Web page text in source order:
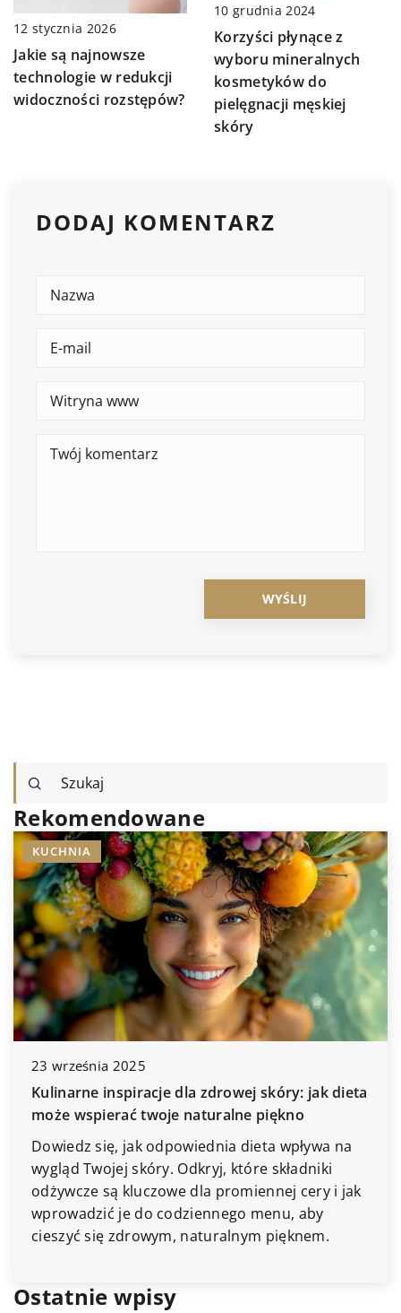
12 stycznia 2026
Jakie są najnowsze
technologie w redukcji
widoczności rozstępów?
10 grudnia 2024
Korzyści płynące z
wyboru mineralnych
kosmetyków do
pielęgnacji męskiej
skóry
DODAJ KOMENTARZ
Rekomendowane
KUCHNIA
23 września 2025
Kulinarne inspiracje dla zdrowej skóry: jak dieta
może wspierać twoje naturalne piękno
Dowiedz się, jak odpowiednia dieta wpływa na
wygląd Twojej skóry. Odkryj, które składniki
odżywcze są kluczowe dla promiennej cery i jak
wprowadzić je do codziennego menu, aby
cieszyć się zdrowym, naturalnym pięknem.
Ostatnie wpisy